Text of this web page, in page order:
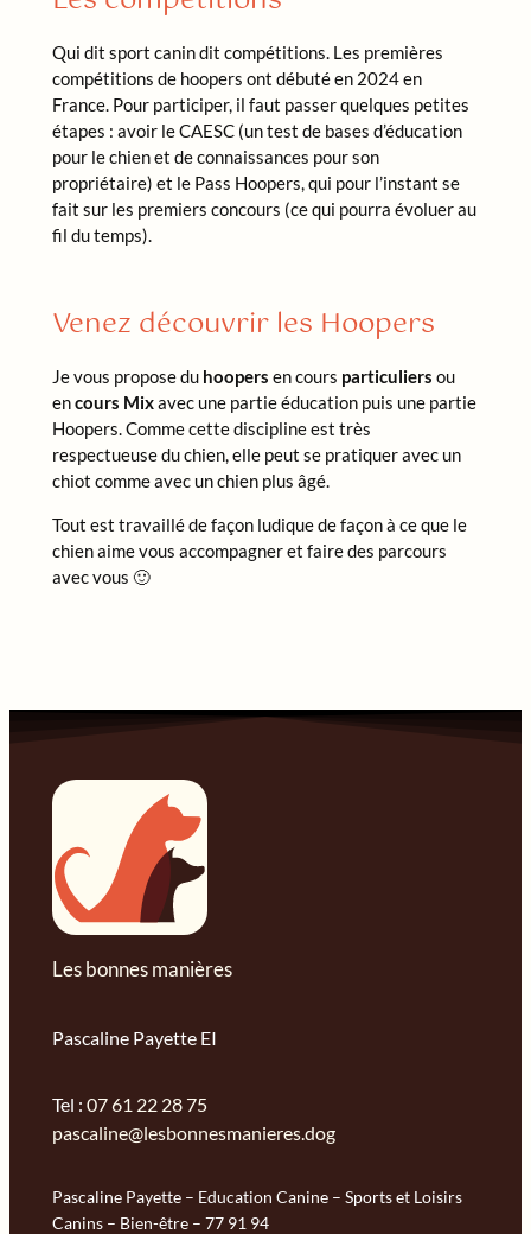
Qui dit sport canin dit compétitions. Les premières
compétitions de hoopers ont débuté en 2024 en
France. Pour participer, il faut passer quelques petites
étapes : avoir le CAESC (un test de bases d’éducation
pour le chien et de connaissances pour son
propriétaire) et le Pass Hoopers, qui pour l’instant se
fait sur les premiers concours (ce qui pourra évoluer au
fil du temps).
Venez découvrir les Hoopers
Je vous propose du hoopers en cours particuliers ou
encours Mixavec une partie éducation puis une partie
Hoopers. Comme cette discipline est très
respectueuse du chien, elle peut se pratiquer avec un
chiot comme avec un chien plus âgé.
Tout est travaillé de façon ludique de façon à ce que le
chien aime vous accompagner et faire des parcours
avec vous 🙂
Les bonnes manières
Pascaline Payette EI
Tel : 07 61 22 28 75
pascaline@lesbonnesmanieres.dog
Pascaline Payette – Education Canine – Sports et Loisirs
Canins – Bien-être – 77 91 94